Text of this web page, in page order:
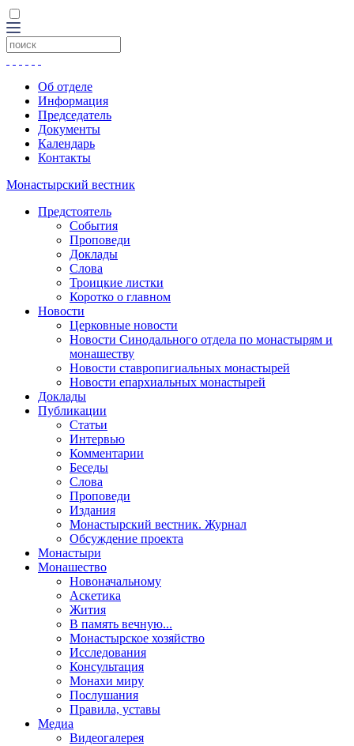
Об отделе
Информация
Председатель
Документы
Календарь
Контакты
Монастырский вестник
Предстоятель
События
Проповеди
Доклады
Слова
Троицкие листки
Коротко о главном
Новости
Церковные новости
Новости Синодального отдела по монастырям и
монашеству
Новости ставропигиальных монастырей
Новости епархиальных монастырей
Доклады
Публикации
Статьи
Интервью
Комментарии
Беседы
Слова
Проповеди
Издания
Монастырский вестник. Журнал
Обсуждение проекта
Монастыри
Монашество
Новоначальному
Аскетика
Жития
В память вечную...
Монастырское хозяйство
Исследования
Консультация
Монахи миру
Послушания
Правила, уставы
Медиа
Видеогалерея